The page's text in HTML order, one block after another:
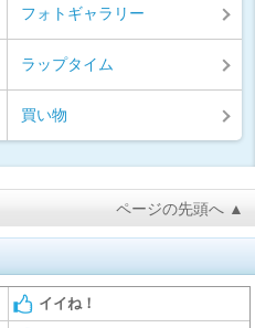
フォトギャラリー
ラップタイム
買い物
ページの先頭へ ▲
イイね！